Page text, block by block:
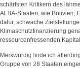
schärfsten Kritikern des
ALBA-Staaten, wie Bolivien,
dafür, schwache
Klimaschutzfinanzierung
ressourcenfressenden
Merkwürdig finde ich
Gruppe von 28 Staaten